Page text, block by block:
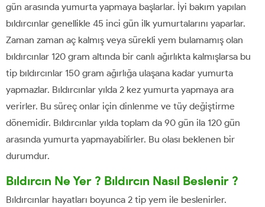
gün arasında yumurta yapmaya başlarlar. İyi bakım yapılan
bıldırcınlar genellikle 45 inci gün ilk yumurtalarını yaparlar.
Zaman zaman aç kalmış veya sürekli yem bulamamış olan
bıldırcınlar 120 gram altında bir canlı ağırlıkta kalmışlarsa bu
tip bıldırcınlar 150 gram ağırlığa ulaşana kadar yumurta
yapmazlar. Bıldırcınlar yılda 2 kez yumurta yapmaya ara
verirler. Bu süreç onlar için dinlenme ve tüy değiştirme
dönemidir. Bıldırcınlar yılda toplam da 90 gün ila 120 gün
arasında yumurta yapmayabilirler. Bu olası beklenen bir
durumdur.
Bıldırcın Ne Yer ? Bıldırcın Nasıl Beslenir ?
Bıldırcınlar hayatları boyunca 2 tip yem ile beslenirler.